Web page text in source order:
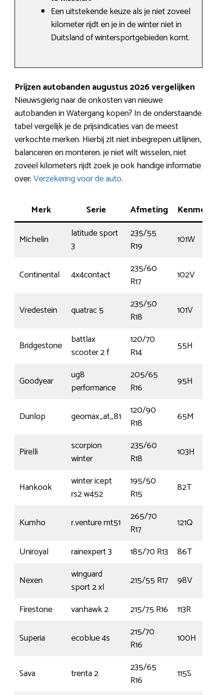
Een uitstekende keuze als je niet zoveel
kilometer rijdt en je in de winter niet in
Duitsland of wintersportgebieden komt.
Prijzen autobanden augustus 2026 vergelijken
Nieuwsgierig naar de onkosten van nieuwe
autobanden in Watergang kopen? In de onderstaande
tabel vergelijk je de prijsindicaties van de meest
verkochte merken. Hierbij zit niet inbegrepen uitlijnen,
balanceren en monteren. je niet wilt wisselen, niet
zoveel kilometers rijdt zoek je ook handige informatie
over:Verzekering voor de auto.
Merk Serie Afmeting Kenmerk
Michelin
latitude sport
3
235/55
R19
101W
Continental 4x4contact
235/60
R17
102V
Vredestein quatrac 5
235/50
R18
101V
Bridgestone
battlax
scooter 2 f
120/70
R14
55H
Goodyear
ug8
performance
205/65
R16
95H
Dunlop geomax_at_81
120/90
R18
65M
Pirelli
scorpion
winter
235/60
R18
103H
Hankook
winter icept
rs2 w452
195/50
R15
82T
Kumho r.venture mt51
265/70
R17
121Q
Uniroyal
rainexpert 3 185/70 R13
86T
Nexen
winguard
sport 2 xl
215/55 R17
98V
Firestone
vanhawk 2 215/75 R16
113R
Superia
ecoblue 4s
215/70
R16
100H
Sava trenta 2
235/65
R16
115S